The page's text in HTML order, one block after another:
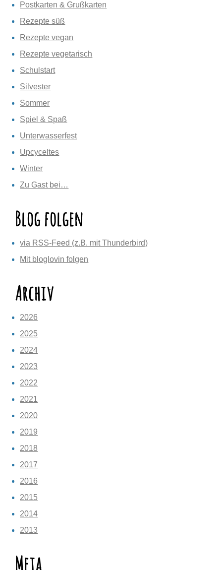
Postkarten & Grußkarten
Rezepte süß
Rezepte vegan
Rezepte vegetarisch
Schulstart
Silvester
Sommer
Spiel & Spaß
Unterwasserfest
Upcyceltes
Winter
Zu Gast bei…
Blog folgen
via RSS-Feed (z.B. mit Thunderbird)
Mit bloglovin folgen
Archiv
2026
2025
2024
2023
2022
2021
2020
2019
2018
2017
2016
2015
2014
2013
Meta